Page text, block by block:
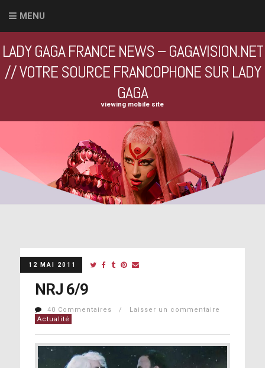
MENU
LADY GAGA FRANCE NEWS – GAGAVISION.NET
// VOTRE SOURCE FRANCOPHONE SUR LADY
GAGA
viewing mobile site
12 MAI 2011
NRJ 6/9
40 Commentaires / Laisser un commentaire
Actualité